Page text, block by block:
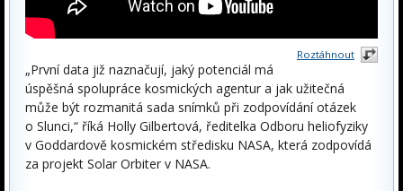
Roztáhnout
„První data již naznačují, jaký potenciál má
úspěšná spolupráce kosmických agentur a jak užitečná
může být rozmanitá sada snímků při zodpovídání otázek
o Slunci,“ říká Holly Gilbertová, ředitelka Odboru heliofyziky
v Goddardově kosmickém středisku NASA, která zodpovídá
za projekt Solar Orbiter v NASA.